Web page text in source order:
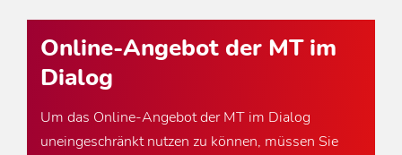
Online-Angebot der MT im
Dialog
Um das Online-Angebot der MT im Dialog
uneingeschränkt nutzen zu können, müssen Sie